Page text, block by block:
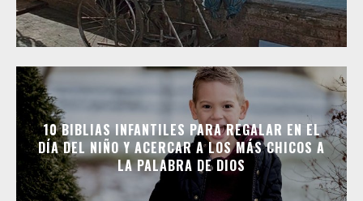
10 BIBLIAS INFANTILES PARA REGALAR EN EL
DÍA DEL NIÑO Y ACERCAR A LOS MÁS CHICOS A
LA PALABRA DE DIOS